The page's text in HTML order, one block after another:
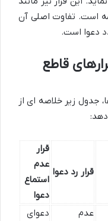
است. تفاوت اصلی آن
دعوا است.
قاطع
جدول زیر خلاصه ای از
دهد:
قرار رد دعوا
قرار
عدم
استماع
دعوا
عدم
دعوای